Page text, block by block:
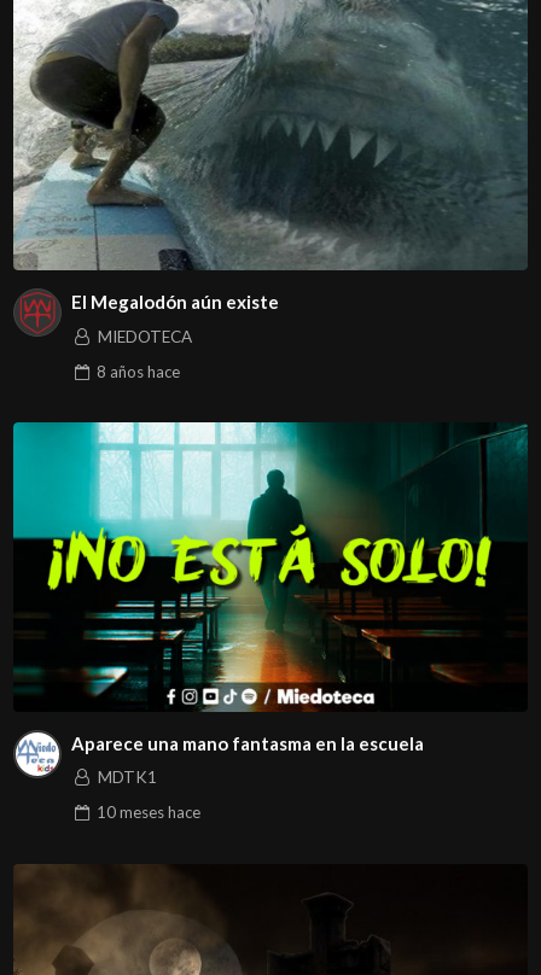
El Megalodón aún existe
MIEDOTECA
8 añoshace
Aparece una mano fantasma en la escuela
MDTK1
10 meseshace